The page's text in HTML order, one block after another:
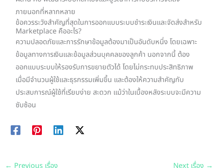
ภายนอกที่หลากหลาย
ข้อควรระวังสำคัญที่สุดในการออกแบบระบบชำระเงินและจัดส่งสำหรับ
Marketplace คืออะไร?
ความปลอดภัยและการรักษาข้อมูลต้องมาเป็นอันดับหนึ่ง โดยเฉพาะ
ข้อมูลทางการเงินและข้อมูลส่วนบุคคลของลูกค้า นอกจากนี้ ต้อง
ออกแบบระบบให้รองรับการขยายตัวได้ โดยไม่กระทบประสิทธิภาพ
เมื่อมีจำนวนผู้ใช้และธุรกรรมเพิ่มขึ้น และต้องให้ความสำคัญกับ
ประสบการณ์ผู้ใช้ที่เรียบง่าย สะดวก แม้ว่าในเบื้องหลังระบบจะมีความ
ซับซ้อน